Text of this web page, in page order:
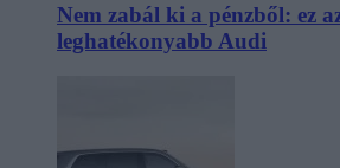
Nem zabál ki a pénzből: ez
leghatékonyabb Audi